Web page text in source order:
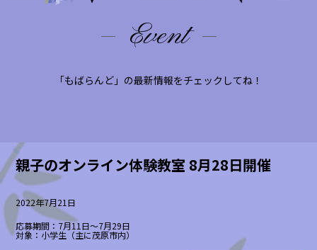
Event
「もばらんど」の最新情報をチェックしてね！
親子のオンライン体験教室 8月28日開催
2022年7月21日
応募期間：7月11日〜7月29日
対象：小学生（主に茂原市内）